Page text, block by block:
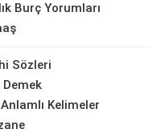
Burç Yorumları
Sözleri
Demek
Anlamlı Kelimeler